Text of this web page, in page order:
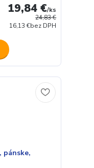
24,83 €
19,84 €/ks
16,13 €bez DPH